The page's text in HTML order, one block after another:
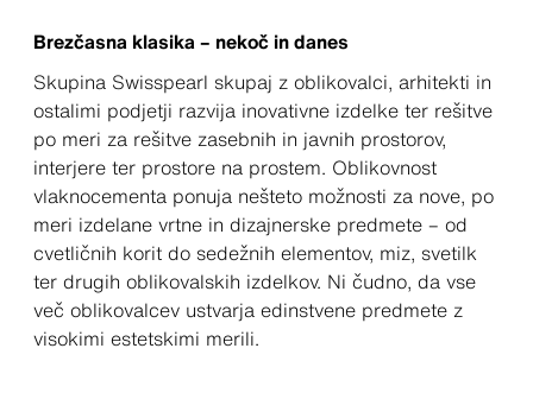
Brezčasna klasika – nekoč in danes
Skupina Swisspearl skupaj z oblikovalci, arhitekti in
ostalimi podjetji razvija inovativne izdelke ter rešitve
po meri za rešitve zasebnih in javnih prostorov,
interjere ter prostore na prostem. Oblikovnost
vlaknocementa ponuja nešteto možnosti za nove, po
meri izdelane vrtne in dizajnerske predmete – od
cvetličnih korit do sedežnih elementov, miz, svetilk
ter drugih oblikovalskih izdelkov. Ni čudno, da vse
več oblikovalcev ustvarja edinstvene predmete z
visokimi estetskimi merili.